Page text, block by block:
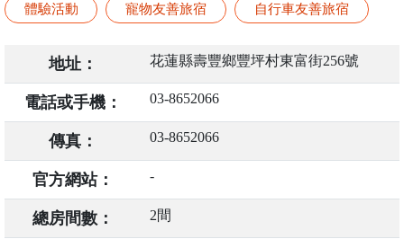
體驗活動 寵物友善旅宿 自行車友善旅宿
地址： 花蓮縣壽豐鄉豐坪村東富街256號
電話或手機： 03-8652066
傳真： 03-8652066
官方網站： -
總房間數： 2間